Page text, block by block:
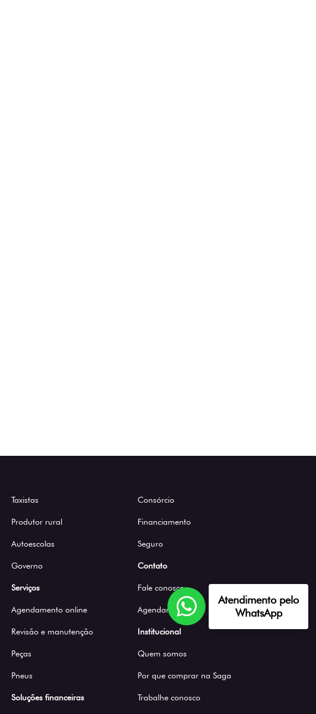
Taxistas
Produtor rural
Autoescolas
Governo
Serviços
Agendamento online
Revisão e manutenção
Peças
Pneus
Soluções financeiras
Consórcio
Financiamento
Seguro
Contato
Fale conosco
Agendar Test Drive
Institucional
Quem somos
Por que comprar na Saga
Trabalhe conosco
Atendimento pelo
WhatsApp